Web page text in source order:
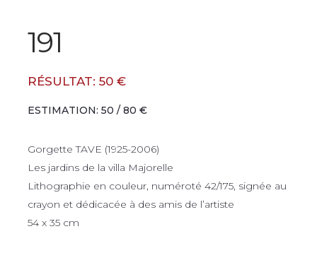
191
RÉSULTAT: 50 €
ESTIMATION: 50 / 80 €
Gorgette TAVE (1925-2006)
Les jardins de la villa Majorelle
Lithographie en couleur, numéroté 42/175, signée au
crayon et dédicacée à des amis de l’artiste
54 x 35 cm